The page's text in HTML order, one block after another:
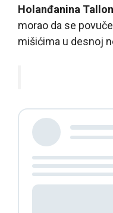
Holanđanina
morao da se
mišićima u desnoj